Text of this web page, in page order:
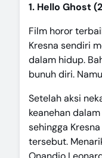
1. Hello Ghost
Film horor
Kresna sendiri
dalam hidup.
bunuh diri.
Setelah aksi
keanehan
sehingga
tersebut.